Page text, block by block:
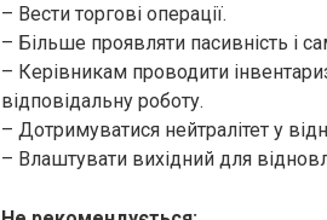
– Вести торгові операції.
– Більше проявляти пасивність і
– Керівникам проводити
відповідальну роботу.
– Дотримуватися нейтралітет у
– Влаштувати вихідний для